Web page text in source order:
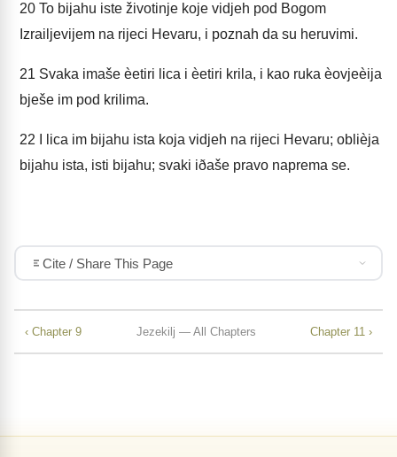
20 To bijahu iste životinje koje vidjeh pod Bogom
Izrailjevijem na rijeci Hevaru, i poznah da su heruvimi.
21 Svaka imaše èetiri lica i èetiri krila, i kao ruka èovjeèija
bješe im pod krilima.
22 I lica im bijahu ista koja vidjeh na rijeci Hevaru; oblièja
bijahu ista, isti bijahu; svaki iðaše pravo naprema se.
Cite / Share This Page
‹ Chapter 9 Jezekilj — All Chapters Chapter 11 ›